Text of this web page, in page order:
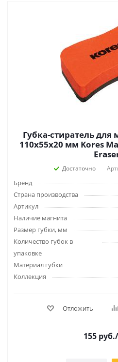
Губка-стиратель
110х55х20 мм Kores
Достаточно
Бренд
Страна производства
Артикул
Наличие магнита
Размер губки, мм
Количество губок в
упаковке
Материал губки
Коллекция
Отложить
155 руб.